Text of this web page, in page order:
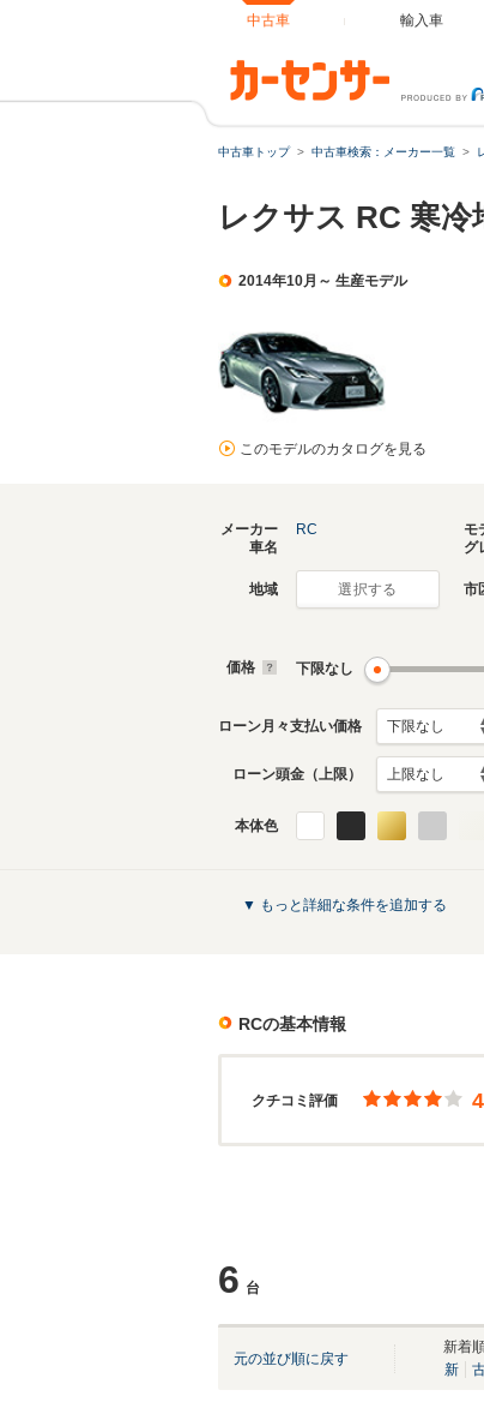
中古車 輸入車
中古車トップ 中古車検索：メーカー一覧
レクサス RC 寒
2014年10月～ 生産モデル
このモデルのカタログを見る
メーカー
車名
RC
モ
グ
地域 選択する 市
価格 下限なし
ローン月々支払い価格
ローン頭金（上限）
本体色
▼ もっと詳細な条件を追加する
RCの基本情報
クチコミ評価
6 台
元の並び順に戻す
新着
新